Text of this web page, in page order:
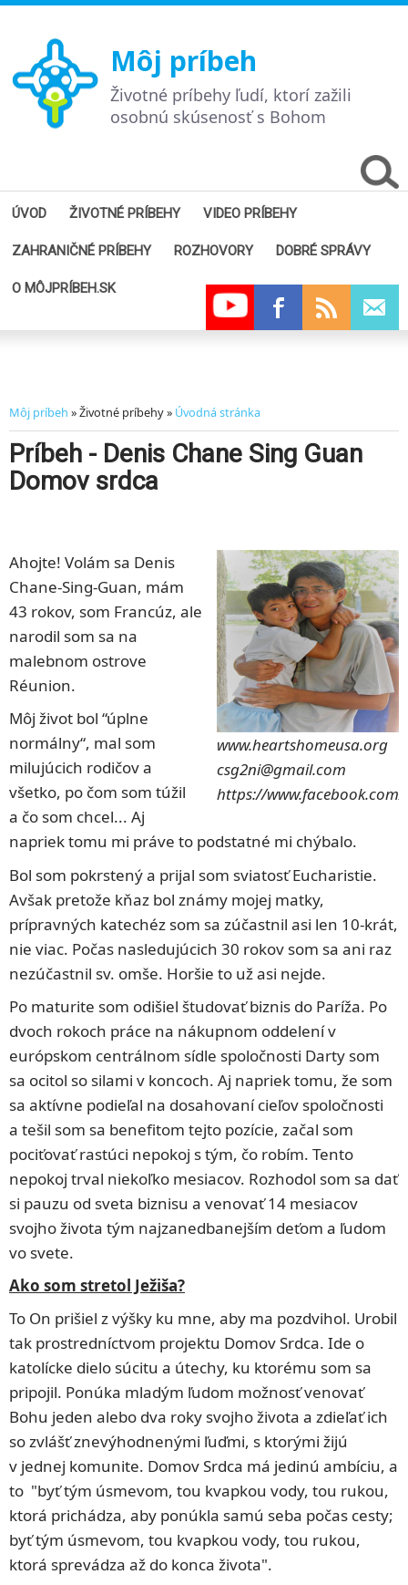
Môj príbeh
Životné príbehy ľudí, ktorí zažili
osobnú skúsenosť s Bohom
ÚVOD ŽIVOTNÉ PRÍBEHY VIDEO PRÍBEHY
ZAHRANIČNÉ PRÍBEHY ROZHOVORY DOBRÉ SPRÁVY
O MÔJPRÍBEH.SK
Môj príbeh » Životné príbehy » Úvodná stránka
Príbeh - Denis Chane Sing Guan
Domov srdca
www.heartshomeusa.org
csg2ni@gmail.com
https://
Ahojte! Volám sa Denis
Chane-Sing-Guan, mám
43 rokov, som Francúz, ale
narodil som sa na
malebnom ostrove
Réunion.
Môj život bol “úplne
normálny“, mal som
milujúcich rodičov a
všetko, po čom som túžil
a čo som chcel... Aj
napriek tomu mi práve to podstatné mi chýbalo.
Bol som pokrstený a prijal som sviatosť Eucharistie.
Avšak pretože kňaz bol známy mojej matky,
prípravných katechéz som sa zúčastnil asi len 10-krát,
nie viac. Počas nasledujúcich 30 rokov som sa ani raz
nezúčastnil sv. omše. Horšie to už asi nejde.
Po maturite som odišiel študovať biznis do Paríža. Po
dvoch rokoch práce na nákupnom oddelení v
európskom centrálnom sídle spoločnosti Darty som
sa ocitol so silami v koncoch. Aj napriek tomu, že som
sa aktívne podieľal na dosahovaní cieľov spoločnosti
a tešil som sa benefitom tejto pozície, začal som
pociťovať rastúci nepokoj s tým, čo robím. Tento
nepokoj trval niekoľko mesiacov. Rozhodol som sa dať
si pauzu od sveta biznisu a venovať 14 mesiacov
svojho života tým najzanedbanejším deťom a ľudom
vo svete.
Ako som stretol Ježiša?
To On prišiel z výšky ku mne, aby ma pozdvihol. Urobil
tak prostredníctvom projektu Domov Srdca. Ide o
katolícke dielo súcitu a útechy, ku ktorému som sa
pripojil. Ponúka mladým ľudom možnosť venovať
Bohu jeden alebo dva roky svojho života a zdieľať ich
so zvlášť znevýhodnenými ľuďmi, s ktorými žijú
v jednej komunite. Domov Srdca má jedinú ambíciu, a
to "byť tým úsmevom, tou kvapkou vody, tou rukou,
ktorá prichádza, aby ponúkla samú seba počas cesty;
byť tým úsmevom, tou kvapkou vody, tou rukou,
ktorá sprevádza až do konca života".